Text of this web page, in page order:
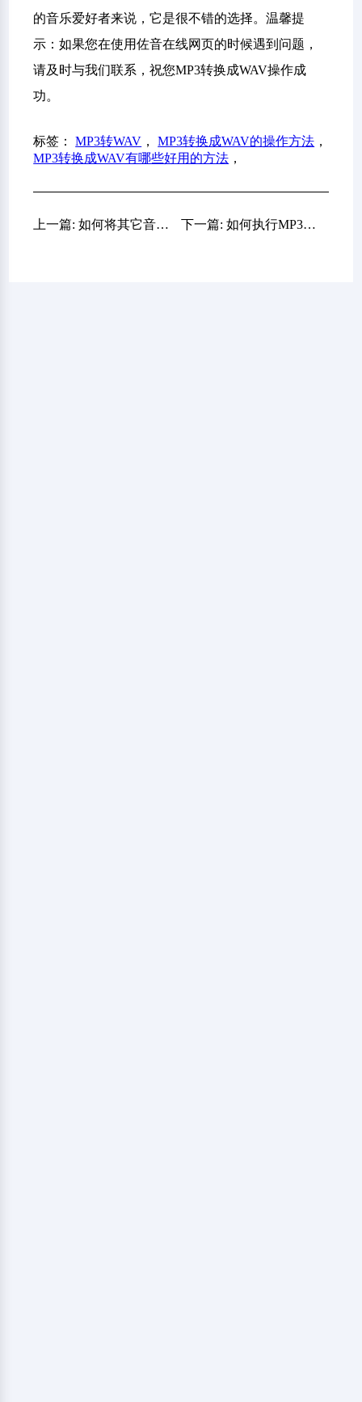
的音乐爱好者来说，它是很不错的选择。温馨提
示：如果您在使用佐音在线网页的时候遇到问题，
请及时与我们联系，祝您MP3转换成WAV操作成
功。
标签：MP3转WAV ，MP3转换成WAV的操作方法 ，
MP3转换成WAV有哪些好用的方法 ，
上一篇: 如何将其它音频文件转为MP3格式？推荐六个建议您收藏的方法 下一篇: 如何执行MP3格式转换的操作？六个轻松做好无损转换的方法